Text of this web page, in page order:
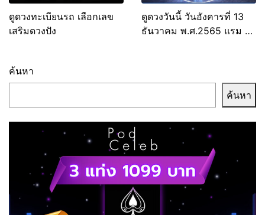
ดูดวงทะเบียนรถ เลือกเลข
เสริมดวงปัง
ดูดวงวันนี้ วันอังคารที่ 13
ธันวาคม พ.ศ.2565 แรม 5
ค้นหา
ค้นหา